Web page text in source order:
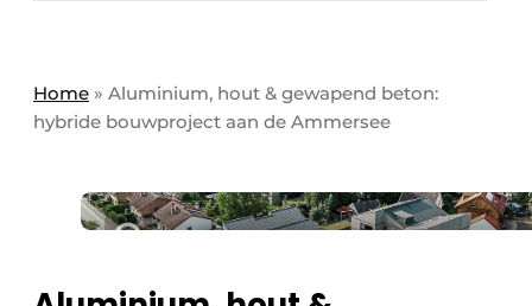
Home » Aluminium, hout & gewapend beton:
hybride bouwproject aan de Ammersee